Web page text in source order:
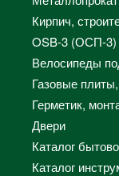
Кирпич,
OSB-3 (ОСП-3)
Велосипеды
Газовые
Герметик,
Двери
Каталог
Каталог